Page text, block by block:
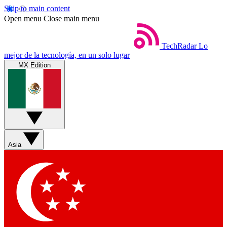
Skip to main content
Open menu Close main menu
TechRadar Lo
mejor de la tecnología, en un solo lugar
MX Edition
Asia